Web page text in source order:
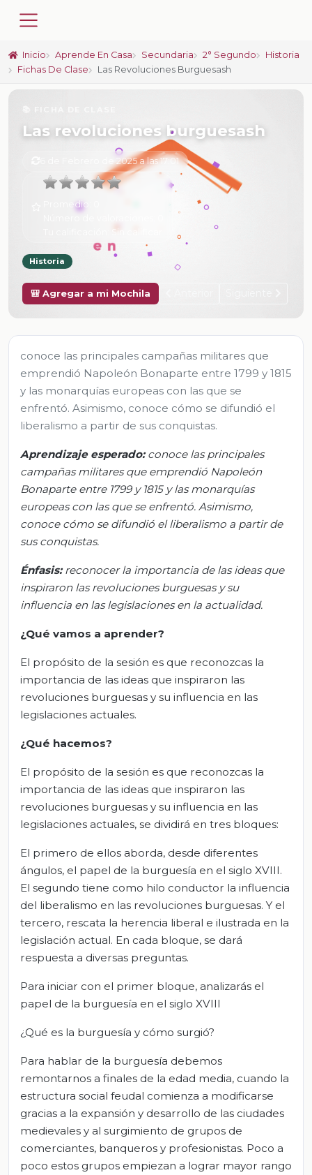
Inicio Aprende En Casa Secundaria 2° Segundo
Historia
Fichas De Clase
Las Revoluciones Burguesash
Las revoluciones burguesash
6 de Febrero de 2025 a las 17:01
Promedio:
Sin calificar
Historia
🎒 Agregar a mi Mochila
conoce las principales campañas militares que
emprendió Napoleón Bonaparte entre 1799 y 1815
y las monarquías europeas con las que se
enfrentó. Asimismo, conoce cómo se difundió el
liberalismo a partir de sus conquistas.
Aprendizaje esperado:conoce las principales
campañas militares que emprendió Napoleón
Bonaparte entre 1799 y 1815 y las monarquías
europeas con las que se enfrentó. Asimismo,
conoce cómo se difundió el liberalismo a partir de
sus conquistas.
Énfasis:reconocer la importancia de las ideas que
inspiraron las revoluciones burguesas y su
influencia en las legislaciones en la actualidad.
¿Qué vamos a aprender?
El propósito de la sesión es que reconozcas la
importancia de las ideas que inspiraron las
revoluciones burguesas y su influencia en las
legislaciones actuales.
¿Qué hacemos?
El propósito de la sesión es que reconozcas la
importancia de las ideas que inspiraron las
revoluciones burguesas y su influencia en las
legislaciones actuales, se dividirá en tres bloques:
El primero de ellos aborda, desde diferentes
ángulos, el papel de la burguesía en el siglo XVIII.
El segundo tiene como hilo conductor la influencia
del liberalismo en las revoluciones burguesas. Y el
tercero, rescata la herencia liberal e ilustrada en la
legislación actual. En cada bloque, se dará
respuesta a diversas preguntas.
Para iniciar con el primer bloque, analizarás el
papel de la burguesía en el siglo XVIII
¿Qué es la burguesía y cómo surgió?
Para hablar de la burguesía debemos
remontarnos a finales de la edad media, cuando la
estructura social feudal comienza a modificarse
gracias a la expansión y desarrollo de las ciudades
medievales y al surgimiento de grupos de
comerciantes, banqueros y profesionistas. Poco a
poco estos grupos empiezan a lograr mayor rango